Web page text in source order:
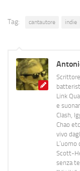
Tag: cantautore indie
Link
e
Clash,
Chao
vivo
L’uomo
Scott-
senza